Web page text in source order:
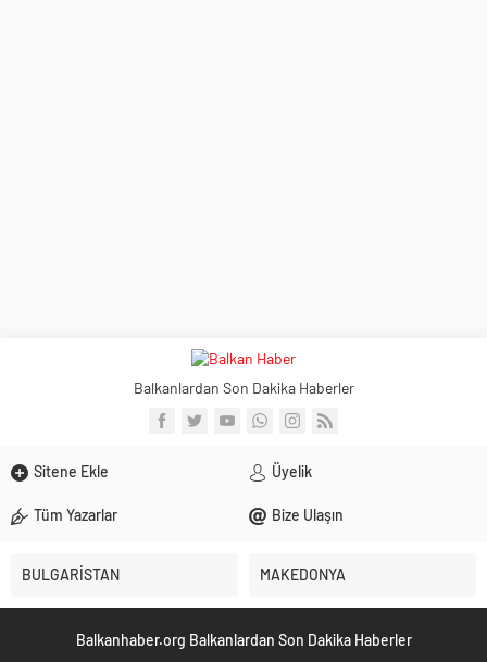
Balkanlardan Son Dakika Haberler
Sitene Ekle Üyelik
Tüm Yazarlar Bize Ulaşın
BULGARİSTAN MAKEDONYA
Balkanhaber.org Balkanlardan Son Dakika Haberler